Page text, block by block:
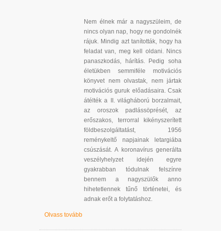
Nem élnek már a nagyszüleim, de
nincs olyan nap, hogy ne gondolnék
rájuk. Mindig azt tanították, hogy ha
feladat van, meg kell oldani. Nincs
panaszkodás, hárítás. Pedig soha
életükben semmiféle motivációs
könyvet nem olvastak, nem jártak
motivációs guruk előadásaira. Csak
átélték a II. világháború borzalmait,
az oroszok padlássöprését, az
erőszakos, terrorral kikényszerített
földbeszolgáltatást, 1956
reménykeltő napjainak letargiába
csúszását. A koronavírus generálta
veszélyhelyzet idején egyre
gyakrabban tódulnak felszínre
bennem a nagyszülők anno
hihetetlennek tűnő történetei, és
adnak erőt a folytatáshoz.
Olvass tovább